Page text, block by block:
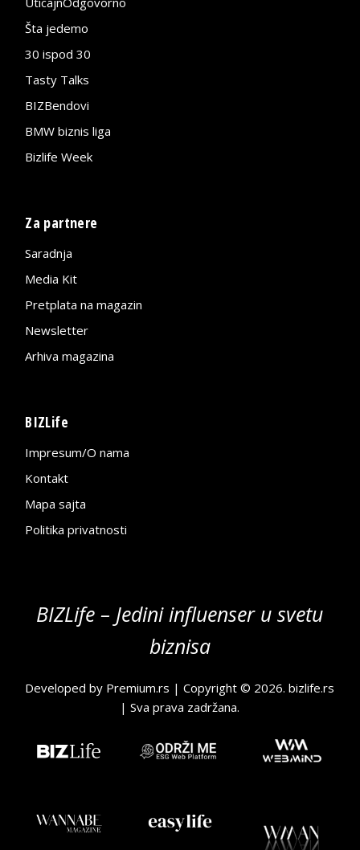
Šta jedemo
30 ispod 30
Tasty Talks
BIZBendovi
BMW biznis liga
Bizlife Week
Za partnere
Saradnja
Media Kit
Pretplata na magazin
Newsletter
Arhiva magazina
BIZLife
Impresum/O nama
Kontakt
Mapa sajta
Politika privatnosti
BIZLife – Jedini influenser u svetu
biznisa
Developed by Premium.rs | Copyright © 2026.bizlife.rs
| Sva prava zadržana.